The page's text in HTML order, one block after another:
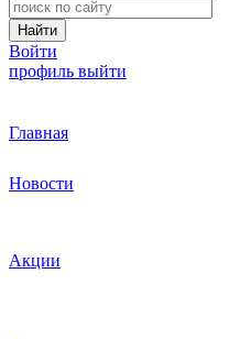
Найти
Войти
профиль выйти
Главная
Новости
Акции